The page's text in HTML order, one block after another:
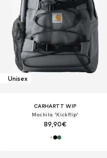
Unisex
CARHARTT WIP
Mochila 'Kickflip'
89,90€